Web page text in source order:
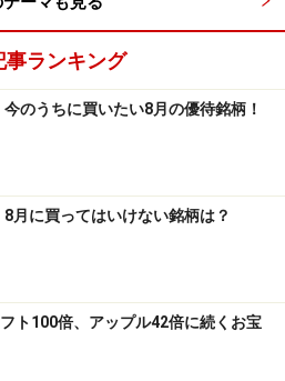
算式で求められます。
－●日移動平均値）÷●日移動平
イン
ては、一日の動きを表した日足
25日、50日、75日が挙げられ
事ランキング
今のうちに買いたい8月の優待銘柄！
8月に買ってはいけない銘柄は？
ト100倍、アップル42倍に続くお宝